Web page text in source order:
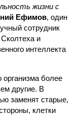
жизни с
Ефимов, один
сотрудник
и
интеллекта
организма более
другие. В
заменят старые,
клетки